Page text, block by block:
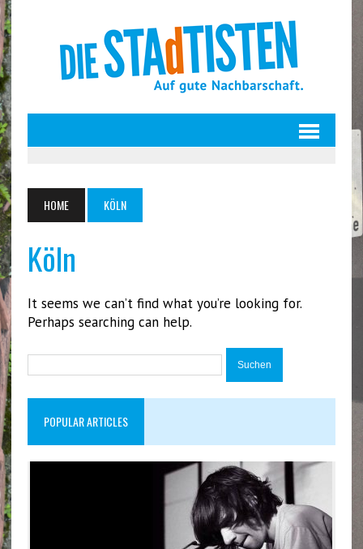
HOME KÖLN
Köln
It seems we can’t find what you’re looking for.
Perhaps searching can help.
Suchen
nach:
POPULAR ARTICLES